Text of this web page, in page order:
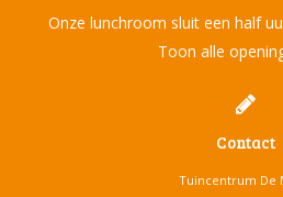
Onze lunchroom sluit een half
Toon alle
Contact
Tuincentrum De